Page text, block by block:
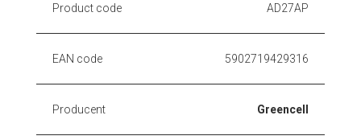
Product code AD27AP
EAN code 5902719429316
Producent Greencell